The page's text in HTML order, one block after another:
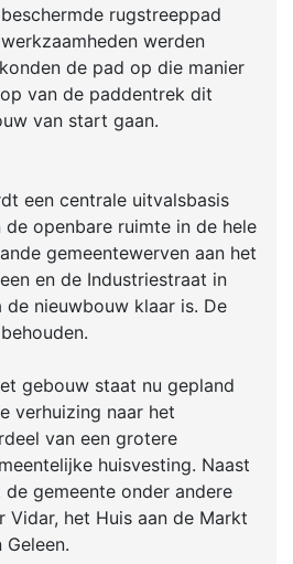
rugstreeppad
werden
de pad op die manier
van de paddentrek dit
van start gaan.
een centrale uitvalsbasis
openbare ruimte in de hele
gemeentewerven aan het
en de Industriestraat in
nieuwbouw klaar is. De
gebouw staat nu gepland
verhuizing naar het
van een grotere
huisvesting. Naast
gemeente onder andere
Vidar, het Huis aan de Markt